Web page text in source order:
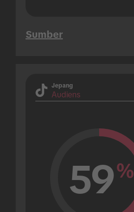
Sumber
Jepang
Audiens
59%